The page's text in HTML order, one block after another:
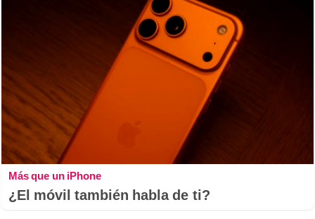
Más que un iPhone
¿El móvil también habla de ti?